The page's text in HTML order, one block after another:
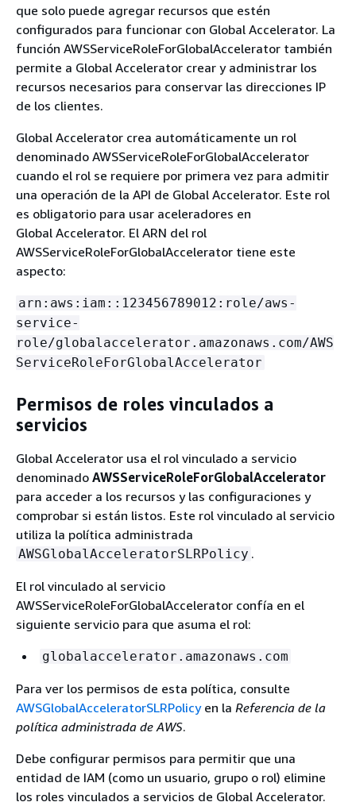
que solo puede agregar recursos que estén
configurados para funcionar con Global Accelerator. La
función AWSServiceRoleForGlobalAccelerator también
permite a Global Accelerator crear y administrar los
recursos necesarios para conservar las direcciones IP
de los clientes.
Global Accelerator crea automáticamente un rol
denominado AWSServiceRoleForGlobalAccelerator
cuando el rol se requiere por primera vez para admitir
una operación de la API de Global Accelerator. Este rol
es obligatorio para usar aceleradores en
Global Accelerator. El ARN del rol
AWSServiceRoleForGlobalAccelerator tiene este
aspecto:
arn:aws:iam::123456789012:role/aws-
service-
role/globalaccelerator.amazonaws.com/AWS
ServiceRoleForGlobalAccelerator
Permisos de roles vinculados a
servicios
Global Accelerator usa el rol vinculado a servicio
denominado AWSServiceRoleForGlobalAccelerator
para acceder a los recursos y las configuraciones y
comprobar si están listos. Este rol vinculado al servicio
utiliza la política administrada
AWSGlobalAcceleratorSLRPolicy .
El rol vinculado al servicio
AWSServiceRoleForGlobalAccelerator confía en el
siguiente servicio para que asuma el rol:
globalaccelerator.amazonaws.com
Para ver los permisos de esta política, consulte
AWSGlobalAcceleratorSLRPolicyen la Referencia de la
política administrada de AWS.
Debe configurar permisos para permitir que una
entidad de IAM (como un usuario, grupo o rol) elimine
los roles vinculados a servicios de Global Accelerator.